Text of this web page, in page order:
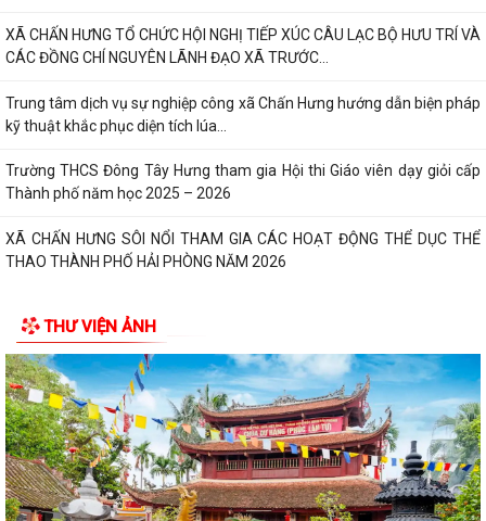
XÃ CHẤN HƯNG TỔ CHỨC HỘI NGHỊ TIẾP XÚC CÂU LẠC BỘ HƯU TRÍ VÀ
CÁC ĐỒNG CHÍ NGUYÊN LÃNH ĐẠO XÃ TRƯỚC...
Trung tâm dịch vụ sự nghiệp công xã Chấn Hưng hướng dẫn biện pháp
kỹ thuật khắc phục diện tích lúa...
Trường THCS Đông Tây Hưng tham gia Hội thi Giáo viên dạy giỏi cấp
Thành phố năm học 2025 – 2026
XÃ CHẤN HƯNG SÔI NỔI THAM GIA CÁC HOẠT ĐỘNG THỂ DỤC THỂ
THAO THÀNH PHỐ HẢI PHÒNG NĂM 2026
VNEID
LỄ PHÁT ĐỘNG NGÀY CHẠY OLYMPIC – VÌ SỨC KHỎE TOÀN DÂN – VÌ
AN NINH TỔ QUỐC NĂM 2026
Cụm di tích Đình - Đền - Chùa Xuân Úc là một quần thể di tích lịch sử,
văn hóa, tín ngưỡng tiêu...
Công tác chuẩn bị Lễ hội Đình - Đền - Chùa Xuân Úc năm 2026 xã Chấn
THƯ VIỆN ẢNH